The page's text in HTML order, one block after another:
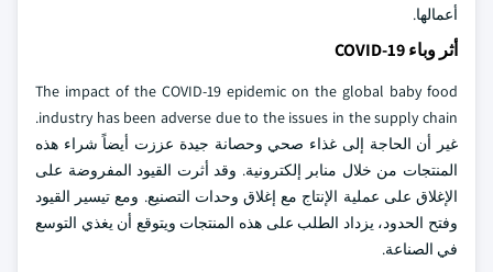
أعمالها.
أثر وباء COVID-19
The impact of the COVID-19 epidemic on the global baby food
industry has been adverse due to the issues in the supply chain.
غير أن الحاجة إلى غذاء صحي وحصانة جيدة عززت أيضاً شراء هذه
المنتجات من خلال منابر إلكترونية. وقد أثرت القيود المفروضة على
الإغلاق على عملية الإنتاج مع إغلاق وحدات التصنيع. ومع تيسير القيود
وفتح الحدود، يزداد الطلب على هذه المنتجات ويتوقع أن يغذي التوسع
في الصناعة.